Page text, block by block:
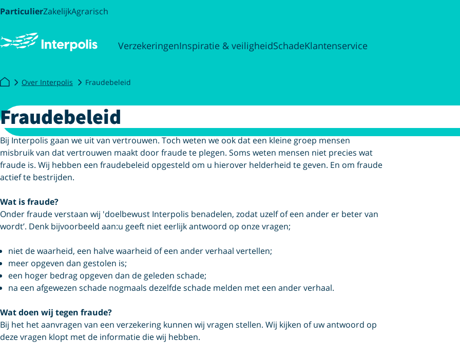
ParticulierZakelijkAgrarisch
VerzekeringenInspiratie & veiligheidSchadeKlantenservice
Over Interpolis Fraudebeleid
Fraudebeleid
Bij Interpolis gaan we uit van vertrouwen. Toch weten we ook dat een kleine groep mensen
misbruik van dat vertrouwen maakt door fraude te plegen. Soms weten mensen niet precies wat
fraude is. Wij hebben een fraudebeleid opgesteld om u hierover helderheid te geven. En om fraude
actief te bestrijden.
Wat is fraude?
Onder fraude verstaan wij 'doelbewust Interpolis benadelen, zodat uzelf of een ander er beter van
wordt’. Denk bijvoorbeeld aan:u geeft niet eerlijk antwoord op onze vragen;
niet de waarheid, een halve waarheid of een ander verhaal vertellen;
meer opgeven dan gestolen is;
een hoger bedrag opgeven dan de geleden schade;
na een afgewezen schade nogmaals dezelfde schade melden met een ander verhaal.
Wat doen wij tegen fraude?
Bij het het aanvragen van een verzekering kunnen wij vragen stellen. Wij kijken of uw antwoord op
deze vragen klopt met de informatie die wij hebben.